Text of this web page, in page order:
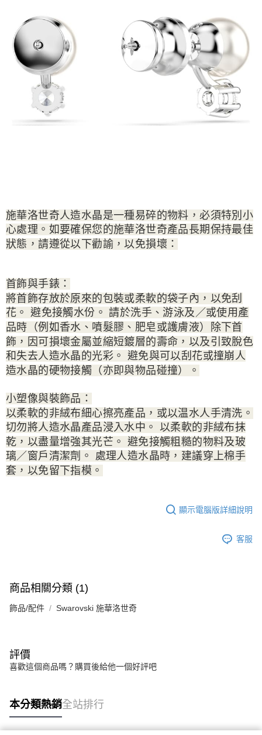
施華洛世奇人造水晶是一種易碎的物料，必須特別小
心處理。如要確保您的施華洛世奇產品長期保持最佳
狀態，請遵從以下勸諭，以免損壞：
首飾與手錶：
將首飾存放於原來的包裝或柔軟的袋子內，以免刮
花。 避免接觸水份。 請於洗手、游泳及／或使用產
品時（例如香水、噴髮膠、肥皂或護膚液）除下首
飾，因可損壞金屬並縮短鍍層的壽命，以及引致脫色
和失去人造水晶的光彩。 避免與可以刮花或撞崩人
造水晶的硬物接觸（亦即與物品碰撞）。
小塑像與裝飾品：
以柔軟的非絨布細心擦亮產品，或以温水人手清洗。
切勿將人造水晶產品浸入水中。 以柔軟的非絨布抹
乾，以盡量增強其光芒。 避免接觸粗糙的物料及玻
璃／窗戶清潔劑。 處理人造水晶時，建議穿上棉手
套，以免留下指模。
顯示電腦版詳細說明
客服
商品相關分類 (1)
飾品/配件 Swarovski 施華洛世奇
評價
喜歡這個商品嗎？購買後給他一個好評吧
本分類熱銷全站排行